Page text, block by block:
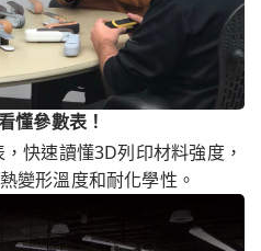
懂參數表！
快速讀懂3D列印材料強度，
變形溫度和耐化學性。